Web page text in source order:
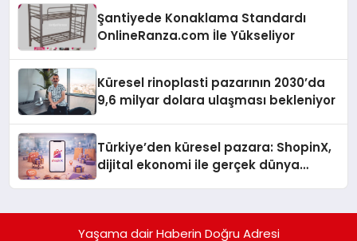
Şantiyede Konaklama Standardı
OnlineRanza.com İle Yükseliyor
Küresel rinoplasti pazarının 2030’da
9,6 milyar dolara ulaşması bekleniyor
Türkiye’den küresel pazara: ShopinX,
dijital ekonomi ile gerçek dünya
Yaşama dair Haberin Doğru Adresi